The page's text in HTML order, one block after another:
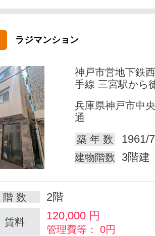
ラジマンション
神戸市営地下鉄
手線 三宮駅から
兵庫県神戸市中
通
築 年 数
1961/
建物階数 3階建
階 数 2階
賃料 120,000 円
管理費等： 0円